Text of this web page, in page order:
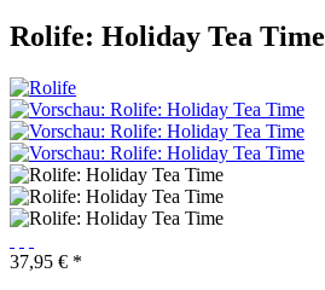
Rolife: Holiday Tea Time
37,95 € *